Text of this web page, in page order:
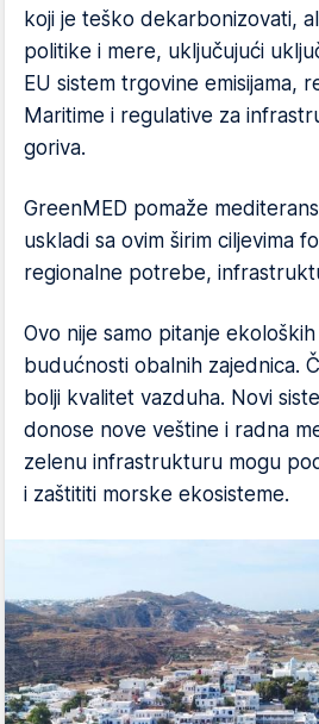
koji je teško dekarbonizovati,
politike i mere, uključujući
EU sistem trgovine emisijama,
Maritime i regulative za
goriva.
GreenMED pomaže
uskladi sa ovim širim ciljevima
regionalne potrebe,
Ovo nije samo pitanje
budućnosti obalnih zajednica.
bolji kvalitet vazduha. Novi
donose nove veštine i radna
zelenu infrastrukturu mogu
i zaštititi morske ekosisteme.